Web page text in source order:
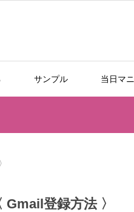
サンプル 当日マ
登録方法 〉